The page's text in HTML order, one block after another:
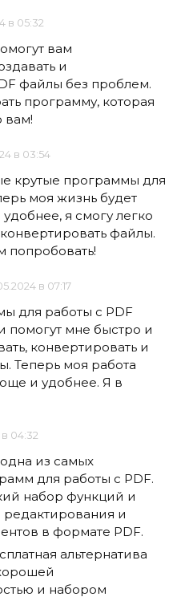
в 05:32
вам
и
файлы без проблем.
программу, которая
вам!
в 03:54
крутые программы для
моя жизнь будет
я смогу легко
файлы.
попробовать!
в 07:17
для работы с PDF
помогут мне быстро и
конвертировать и
Теперь моя работа
и удобнее. Я в
04:32
из самых
для работы с PDF.
набор функций и
и
в формате PDF.
альтернатива
и набором